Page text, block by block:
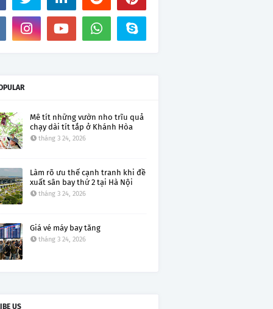
Mê tít những vườn nho trĩu quả
chạy dài tít tắp ở Khánh Hòa
tháng 3 24, 2026
Làm rõ ưu thế cạnh tranh khi đề
xuất sân bay thứ 2 tại Hà Nội
tháng 3 24, 2026
Giá vé máy bay tăng
tháng 3 24, 2026
US